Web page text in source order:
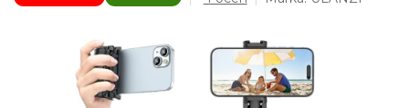
wynosi
na